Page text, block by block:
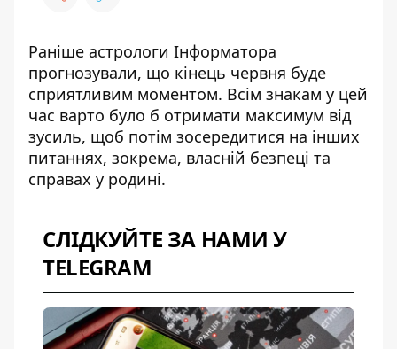
Раніше астрологи Інформатора
прогнозували, що кінець червня буде
сприятливим моментом. Всім знакам у цей
час варто було б отримати максимум від
зусиль, щоб потім зосередитися на інших
питаннях, зокрема, власній безпеці та
справах у родині.
СЛІДКУЙТЕ ЗА НАМИ У
TELEGRAM